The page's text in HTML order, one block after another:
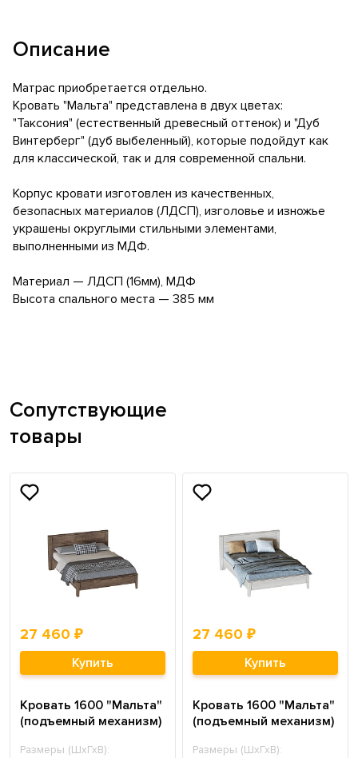
Описание
Матрас приобретается отдельно.
Кровать "Мальта" представлена в двух цветах:
"Таксония" (естественный древесный оттенок) и "Дуб
Винтерберг" (дуб выбеленный), которые подойдут как
для классической, так и для современной спальни.
Корпус кровати изготовлен из качественных,
безопасных материалов (ЛДСП), изголовье и изножье
украшены округлыми стильными элементами,
выполненными из МДФ.
Материал — ЛДСП (16мм), МДФ
Высота спального места — 385 мм
Сопутствующие
товары
27 460 ₽
Купить
Кровать 1600 "Мальта"
(подъемный механизм)
Размеры (ШхГхВ):
27 460 ₽
Купить
Кровать 1600 "Мальта"
(подъемный механизм)
Размеры (ШхГхВ):